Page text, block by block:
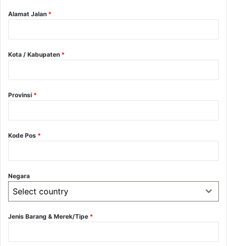
Alamat Jalan *
Kota / Kabupaten *
Provinsi *
Kode Pos *
Negara
Select country
Jenis Barang & Merek/Tipe *